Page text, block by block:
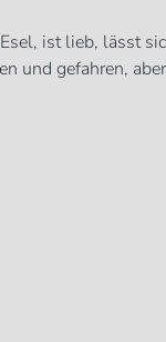
ist lieb, lässt
und gefahren,